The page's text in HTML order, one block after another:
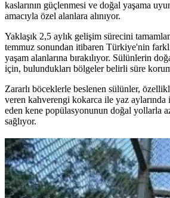
kaslarının güçlenmesi ve doğal yaşama
amacıyla özel alanlara alınıyor.
Yaklaşık 2,5 aylık gelişim sürecini
temmuz sonundan itibaren Türkiye'nin
yaşam alanlarına bırakılıyor. Sülünlerin
için, bulundukları bölgeler belirli süre
Zararlı böceklerle beslenen sülünler,
veren kahverengi kokarca ile yaz aylarında
eden kene popülasyonunun doğal yollarla
sağlıyor.